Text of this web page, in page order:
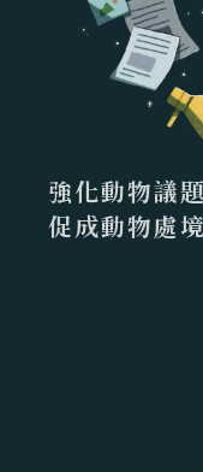
強化動物議
促成動物處